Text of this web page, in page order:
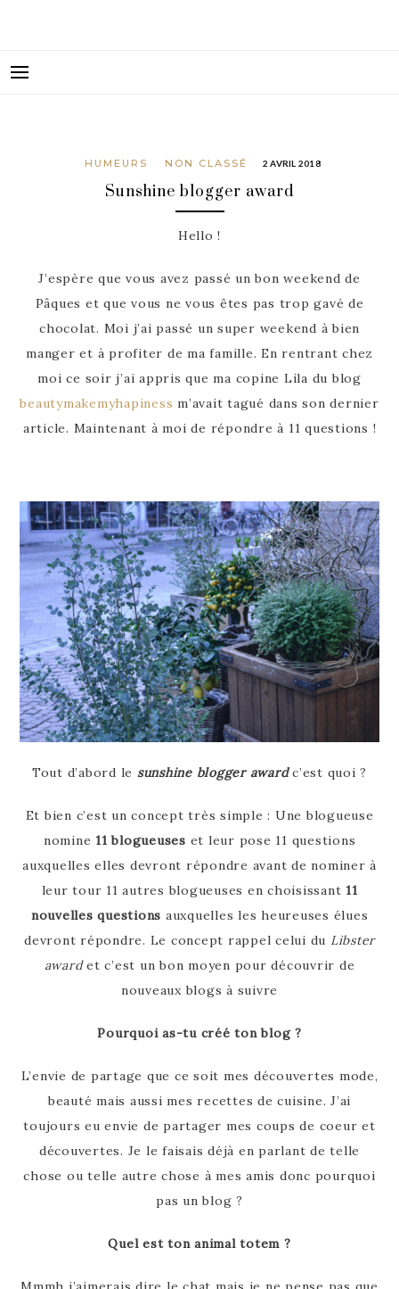
HUMEURS NON CLASSÉ 2 AVRIL 2018
Sunshine blogger award
Hello !
J’espère que vous avez passé un bon weekend de
Pâques et que vous ne vous êtes pas trop gavé de
chocolat. Moi j’ai passé un super weekend à bien
manger et à profiter de ma famille. En rentrant chez
moi ce soir j’ai appris que ma copine Lila du blog
beautymakemyhapiness m’avait tagué dans son dernier
article. Maintenant à moi de répondre à 11 questions !
Tout d’abord le sunshine blogger awardc’est quoi ?
Et bien c’est un concept très simple : Une blogueuse
nomine 11 blogueuses et leur pose 11 questions
auxquelles elles devront répondre avant de nominer à
leur tour 11 autres blogueuses en choisissant 11
nouvelles questions auxquelles les heureuses élues
devront répondre. Le concept rappel celui du Libster
awardet c’est un bon moyen pour découvrir de
nouveaux blogs à suivre
Pourquoi as-tu créé ton blog ?
L’envie de partage que ce soit mes découvertes mode,
beauté mais aussi mes recettes de cuisine. J’ai
toujours eu envie de partager mes coups de coeur et
découvertes. Je le faisais déjà en parlant de telle
chose ou telle autre chose à mes amis donc pourquoi
pas un blog ?
Quel est ton animal totem ?